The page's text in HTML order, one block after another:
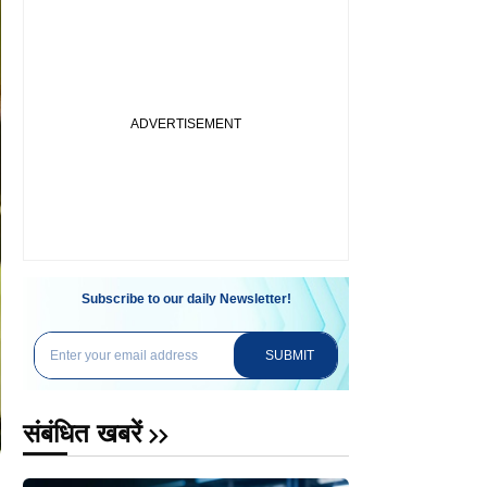
Subscribe to our daily Newsletter!
SUBMIT
संबंधित खबरें